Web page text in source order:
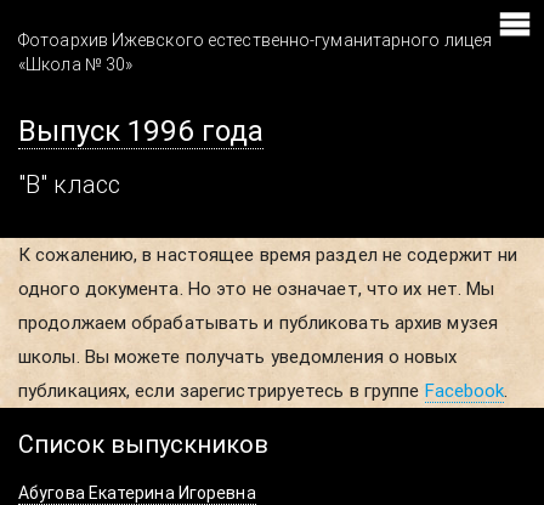
Фотоархив Ижевского естественно-гуманитарного лицея
«Школа № 30»
Выпуск 1996 года
"В" класс
К сожалению, в настоящее время раздел не содержит ни
одного документа. Но это не означает, что их нет. Мы
продолжаем обрабатывать и публиковать архив музея
школы. Вы можете получать уведомления о новых
публикациях, если зарегистрируетесь в группе Facebook
Список выпускников
Абугова Екатерина Игоревна